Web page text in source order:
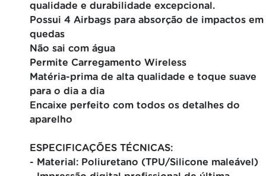
qualidade e durabilidade excepcional.
Possui 4 Airbags para absorção de impactos em
quedas
Não sai com água
Permite Carregamento Wireless
Matéria-prima de alta qualidade e toque suave
para o dia a dia
Encaixe perfeito com todos os detalhes do
aparelho
ESPECIFICAÇÕES TÉCNICAS:
- Material: Poliuretano (TPU/Silicone maleável)